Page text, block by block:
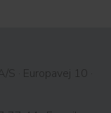
· Europavej 10 ·